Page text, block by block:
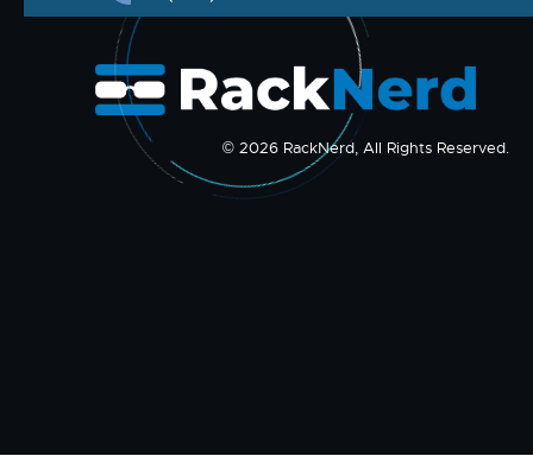
© 2026 RackNerd, All Rights Reserved.